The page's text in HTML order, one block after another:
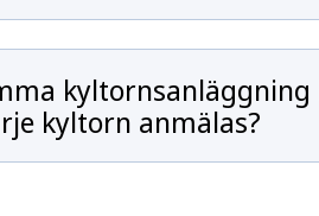
kyltorn anmälas?